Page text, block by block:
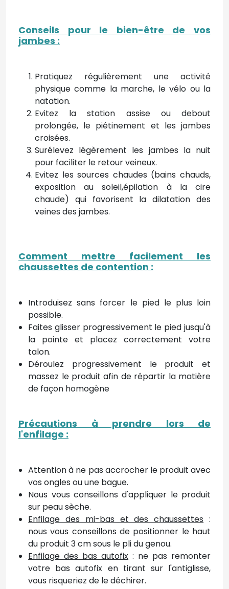
Conseils pour le bien-être de vos
jambes :
Pratiquez régulièrement une activité
physique comme la marche, le vélo ou la
natation.
Evitez la station assise ou debout
prolongée, le piétinement et les jambes
croisées.
Surélevez légèrement les jambes la nuit
pour faciliter le retour veineux.
Evitez les sources chaudes (bains chauds,
exposition au soleil,épilation à la cire
chaude) qui favorisent la dilatation des
veines des jambes.
Comment mettre facilement les
chaussettes de contention :
Introduisez sans forcer le pied le plus loin
possible.
Faites glisser progressivement le pied jusqu'à
la pointe et placez correctement votre
talon.
Déroulez progressivement le produit et
massez le produit afin de répartir la matière
de façon homogène
Précautions à prendre lors de
l'enfilage :
Attention à ne pas accrocher le produit avec
vos ongles ou une bague.
Nous vous conseillons d'appliquer le produit
sur peau sèche.
Enfilage des mi-bas et des chaussettes :
nous vous conseillons de positionner le haut
du produit 3 cm sous le pli du genou.
Enfilage des bas autofix : ne pas remonter
votre bas autofix en tirant sur l'antiglisse,
vous risqueriez de le déchirer.